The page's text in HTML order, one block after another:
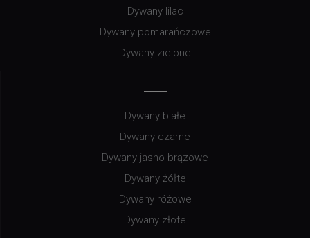
Dywany lilac
Dywany pomarańczowe
Dywany zielone
Dywany białe
Dywany czarne
Dywany jasno-brązowe
Dywany żółte
Dywany różowe
Dywany złote